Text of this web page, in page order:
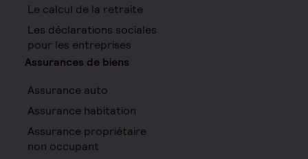
Le calcul de la retraite
Les déclarations sociales
pour les entreprises
Assurances de biens
Assurance auto
Assurance habitation
Assurance propriétaire
non occupant